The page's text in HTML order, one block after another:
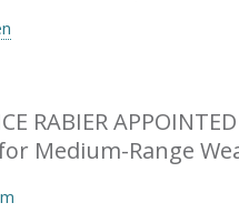
RABIER
Medium-Range